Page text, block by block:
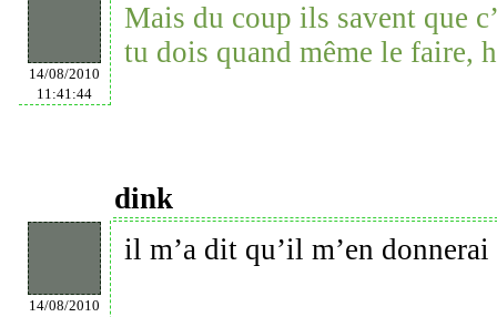
14/08/2010
11:41:44
Mais du coup ils savent que
tu dois quand même le faire,
dink
14/08/2010
il m’a dit qu’il m’en